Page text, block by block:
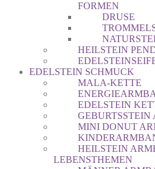
FORMEN
DRUSE
HEILSTEIN
EDELSTEIN SCHMUCK
MALA-KETTE
EDELSTEIN
GEBURTSSTEIN
MINI DONUT
HEILSTEIN
LEBENSTHEMEN